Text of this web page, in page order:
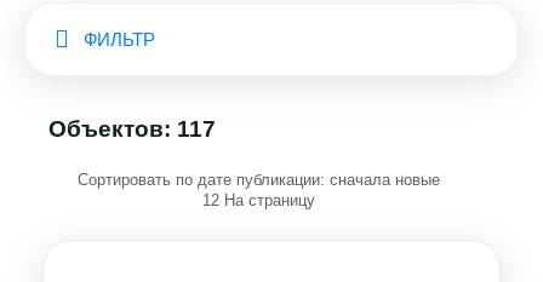
ФИЛЬТР
Объектов: 117
Сортировать по дате публикации: сначала новые
12 На страницу